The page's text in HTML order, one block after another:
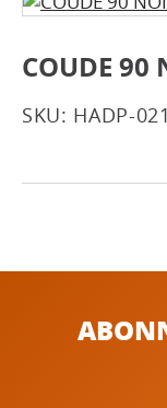
COUDE 90
SKU: HADP-